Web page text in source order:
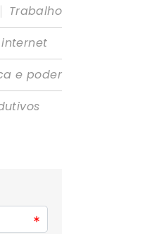
| Trabalho
e poder